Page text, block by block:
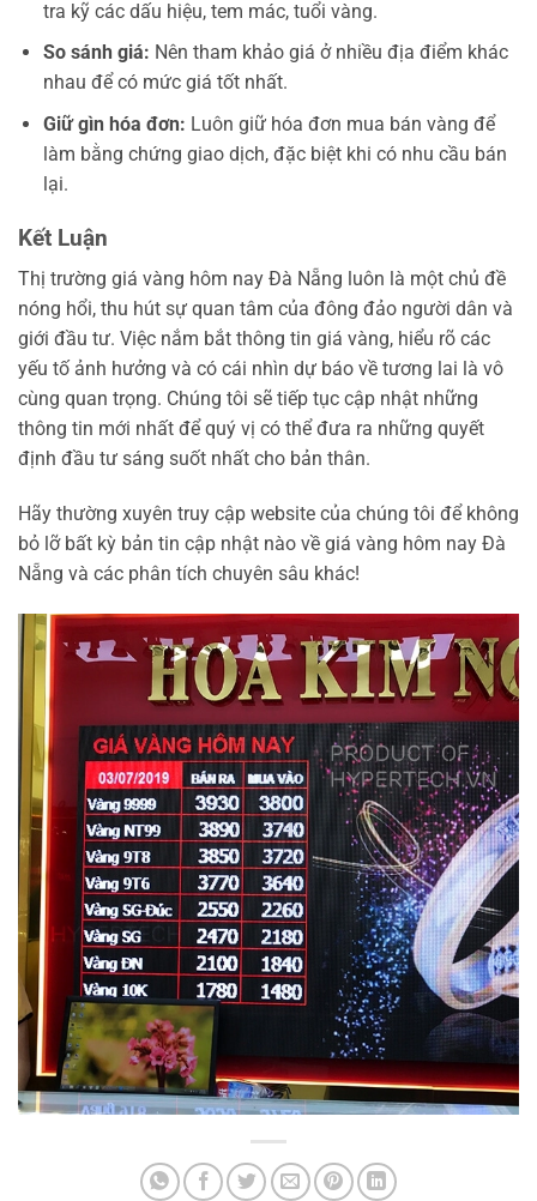
tra kỹ các dấu hiệu, tem mác, tuổi vàng.
So sánh giá: Nên tham khảo giá ở nhiều địa điểm khác
nhau để có mức giá tốt nhất.
Giữ gìn hóa đơn: Luôn giữ hóa đơn mua bán vàng để
làm bằng chứng giao dịch, đặc biệt khi có nhu cầu bán
lại.
Kết Luận
Thị trường giá vàng hôm nay Đà Nẵng luôn là một chủ đề
nóng hổi, thu hút sự quan tâm của đông đảo người dân và
giới đầu tư. Việc nắm bắt thông tin giá vàng, hiểu rõ các
yếu tố ảnh hưởng và có cái nhìn dự báo về tương lai là vô
cùng quan trọng. Chúng tôi sẽ tiếp tục cập nhật những
thông tin mới nhất để quý vị có thể đưa ra những quyết
định đầu tư sáng suốt nhất cho bản thân.
Hãy thường xuyên truy cập website của chúng tôi để không
bỏ lỡ bất kỳ bản tin cập nhật nào về giá vàng hôm nay Đà
Nẵng và các phân tích chuyên sâu khác!